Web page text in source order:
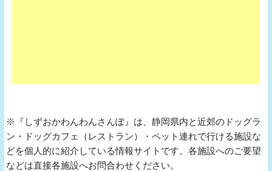
※『しずおかわんわんさんぽ』は、静岡県内と近郊のドッグラ
ン・ドッグカフェ（レストラン）・ペット連れで行ける施設な
どを個人的に紹介している情報サイトです。各施設へのご要望
などは直接各施設へお問合わせください。